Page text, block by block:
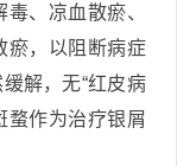
、凉血散瘀、
瘀，以阻断病症
解，无“红皮病
蝥作为治疗银屑